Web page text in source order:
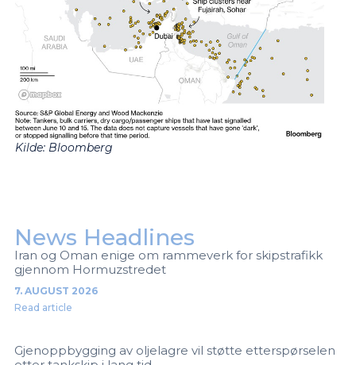
Kilde: Bloomberg
News Headlines
Iran og Oman enige om rammeverk for skipstrafikk
gjennom Hormuzstredet
7. AUGUST 2026
Read article
Gjenoppbygging av oljelagre vil støtte etterspørselen